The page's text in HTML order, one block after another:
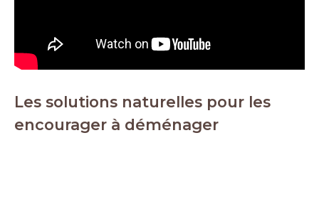
Les solutions naturelles pour les
encourager à déménager